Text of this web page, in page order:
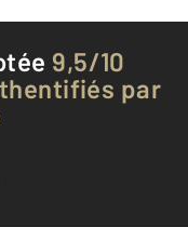
9,5/10
par